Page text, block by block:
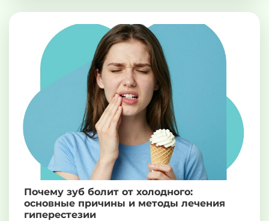
Почему зуб болит от холодного:
основные причины и методы лечения
гиперестезии